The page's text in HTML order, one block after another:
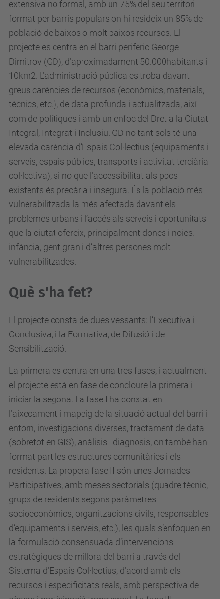
extensiva no formal, amb un 75% del seu territori
format per barris populars on hi resideix un 85% de
població de baixos o molt baixos recursos. El
projecte es centra en el barri perifèric George
Dimitrov (GD), d’aproximadament 50.000habitants i
10km2. L’administració pública es troba davant
greus carències de recursos (econòmics, materials,
tècnics, etc.), de data profunda i actualitzada, així
com de polítiques i amb un enfoc del Dret a la Ciutat
Integral, Integrat i Inclusiu. GD no tant sols té una
elevada carència d’Espais Col·lectius (equipaments i
serveis, espais públics, transports i activitat terciària
col·lectiva), si no que l’accessibilitat als pocs
existents és precària i insegura. És la població més
vulnerabilitzada la més afectada davant els
problemes urbans i l’accés als serveis i oportunitats
que la ciutat ofereix, principalment dones i noies,
infància, gent gran i d’altres persones molt
vulnerabilitzades.
Què s'ha fet?
El projecte consta de dues vessants: l’Executiva i
Conclusiva, i la Formativa, de Difusió i de
Sensibilització.
La primera es centra en una tres fases, i actualment
el projecte està en fase de concloure la primera i
iniciar la segona. La fase I ha constat en
l’aixecament i mapeig de la situació actual del barri i
entorn, investigacions diverses, tractament de data
(sobretot en GIS), anàlisis i diagnosis, on també han
format part les estructures comunitàries i els
residents. La propera fase II són unes Jornades
Participatives, amb meses sectorials (quadre tècnic,
grups de residents segons paràmetres
socioeconòmics, organitzacions civils, responsables
d’equipaments i serveis, etc.), les quals s’enfoquen en
la formulació consensuada d’intervencions
estratègiques de millora del barri a través del
Sistema d’Espais Col·lectius, d’acord amb els
recursos i especificitats reals, amb perspectiva de